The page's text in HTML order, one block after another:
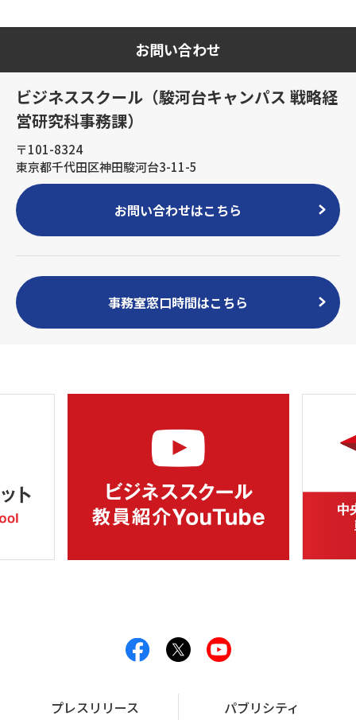
お問い合わせ
ビジネススクール（駿河台キャンパス 戦略経
営研究科事務課）
〒101-8324
東京都千代田区神田駿河台3-11-5
お問い合わせはこちら
事務室窓口時間はこちら
プレスリリース パブリシティ